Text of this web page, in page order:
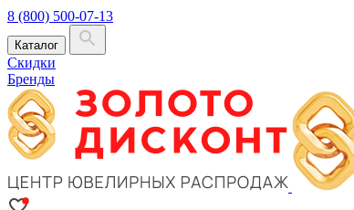
8 (800) 500-07-13
Каталог
Скидки
Бренды